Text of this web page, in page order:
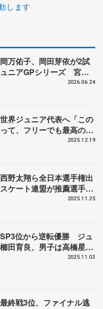
します
万佑子、岡田芽依が2試
ニアGPシリーズ 宮崎
ーへ
2026.06.24
界ジュニア代表へ「この
て、フリーでも最高の演
本フィギュア男子SP】
2025.12.19
野太翔ら全日本選手権出
ケート連盟が推薦選手発
ュニア選手権を受け2025.11.25
位から逆転優勝 ジュ
田育良、男子は高橋星名
本フィギュア最終日2025.11.03
終戦3位、ファイナル逃